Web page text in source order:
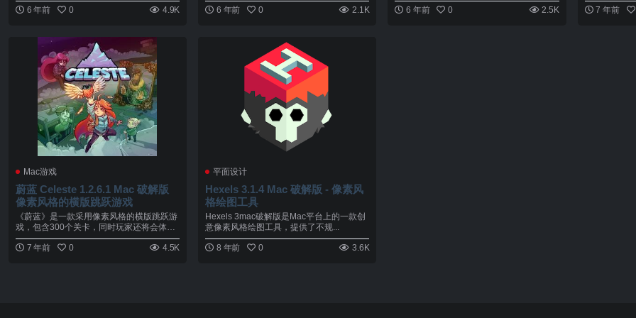
6 年前 0 4.9K 6 年前 0 2.1K
6 年前
0 2.5K 7 年前
Mac游戏
蔚蓝 Celeste 1.2.6.1 Mac 破解版
像素风格的横版跳跃游戏
《蔚蓝》是一款采用像素风格的横版跳跃游
戏，包含300个关卡，同时玩家还将会体验
到...
7 年前
0 4.5K
平面设计
Hexels 3.1.4 Mac 破解版 - 像素风
格绘图工具
Hexels 3mac破解版是Mac平台上的一款创
意像素风格绘图工具，提供了不规...
8 年前 0 3.6K